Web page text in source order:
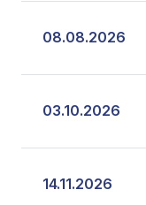
08.08.2026
03.10.2026
14.11.2026